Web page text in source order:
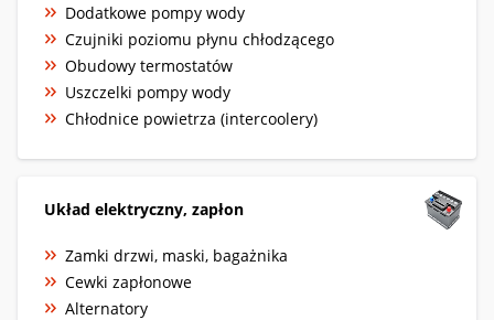
Dodatkowe pompy wody
Czujniki poziomu płynu chłodzącego
Obudowy termostatów
Uszczelki pompy wody
Chłodnice powietrza (intercoolery)
Układ elektryczny, zapłon
Zamki drzwi, maski, bagażnika
Cewki zapłonowe
Alternatory